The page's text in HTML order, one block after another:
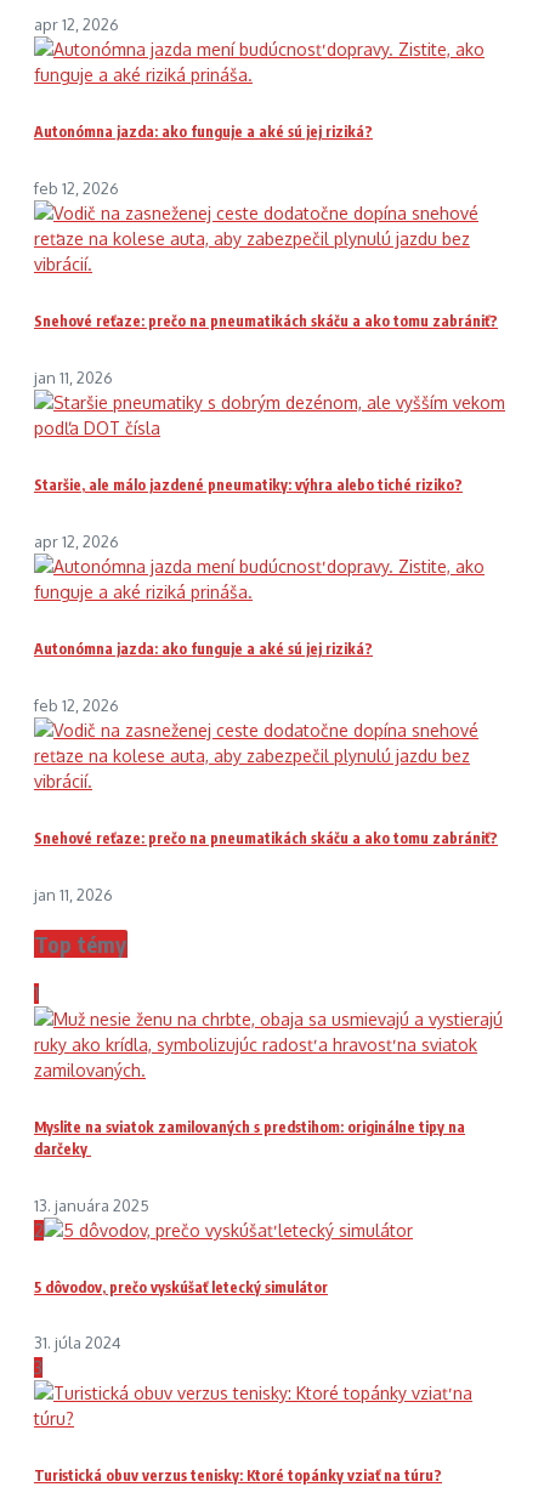
apr 12, 2026
Autonómna jazda: ako funguje a aké sú jej riziká?
feb 12, 2026
Snehové reťaze: prečo na pneumatikách skáču a ako tomu zabrániť?
jan 11, 2026
Staršie, ale málo jazdené pneumatiky: výhra alebo tiché riziko?
apr 12, 2026
Autonómna jazda: ako funguje a aké sú jej riziká?
feb 12, 2026
Snehové reťaze: prečo na pneumatikách skáču a ako tomu zabrániť?
jan 11, 2026
Top témy
1
Myslite na sviatok zamilovaných s predstihom: originálne tipy na
darčeky
13. januára 2025
2
5 dôvodov, prečo vyskúšať letecký simulátor
31. júla 2024
3
Turistická obuv verzus tenisky: Ktoré topánky vziať na túru?